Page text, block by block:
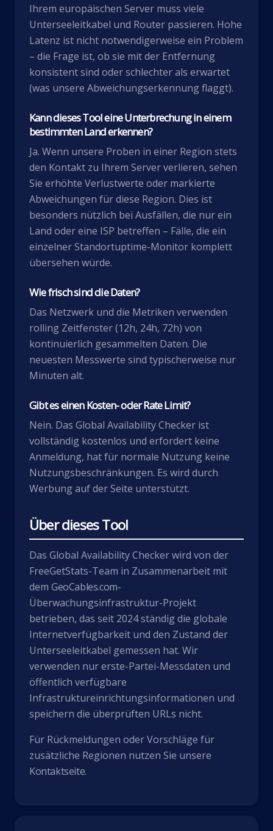
Ihrem europäischen Server muss viele
Unterseeleitkabel und Router passieren. Hohe
Latenz ist nicht notwendigerweise ein Problem
– die Frage ist, ob sie mit der Entfernung
konsistent sind oder schlechter als erwartet
(was unsere Abweichungserkennung flaggt).
Kann dieses Tool eine Unterbrechung in einem
bestimmten Land erkennen?
Ja. Wenn unsere Proben in einer Region stets
den Kontakt zu Ihrem Server verlieren, sehen
Sie erhöhte Verlustwerte oder markierte
Abweichungen für diese Region. Dies ist
besonders nützlich bei Ausfällen, die nur ein
Land oder eine ISP betreffen – Fälle, die ein
einzelner Standortuptime-Monitor komplett
übersehen würde.
Wie frisch sind die Daten?
Das Netzwerk und die Metriken verwenden
rolling Zeitfenster (12h, 24h, 72h) von
kontinuierlich gesammelten Daten. Die
neuesten Messwerte sind typischerweise nur
Minuten alt.
Gibt es einen Kosten- oder Rate Limit?
Nein. Das Global Availability Checker ist
vollständig kostenlos und erfordert keine
Anmeldung, hat für normale Nutzung keine
Nutzungsbeschränkungen. Es wird durch
Werbung auf der Seite unterstützt.
Über dieses Tool
Das Global Availability Checker wird von der
FreeGetStats-Team in Zusammenarbeit mit
dem GeoCables.com-
Überwachungsinfrastruktur-Projekt
betrieben, das seit 2024 ständig die globale
Internetverfügbarkeit und den Zustand der
Unterseeleitkabel gemessen hat. Wir
verwenden nur erste-Partei-Messdaten und
öffentlich verfügbare
Infrastruktureinrichtungsinformationen und
speichern die überprüften URLs nicht.
Für Rückmeldungen oder Vorschläge für
zusätzliche Regionen nutzen Sie unsere
Kontaktseite.